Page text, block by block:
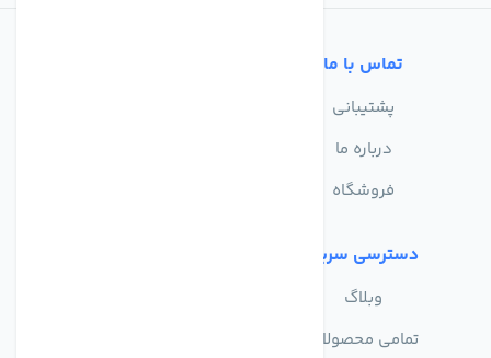
تماس با ما
پشتیبانی
درباره ما
فروشگاه
دسترسی سریع
وبلاگ
تمامی محصولات